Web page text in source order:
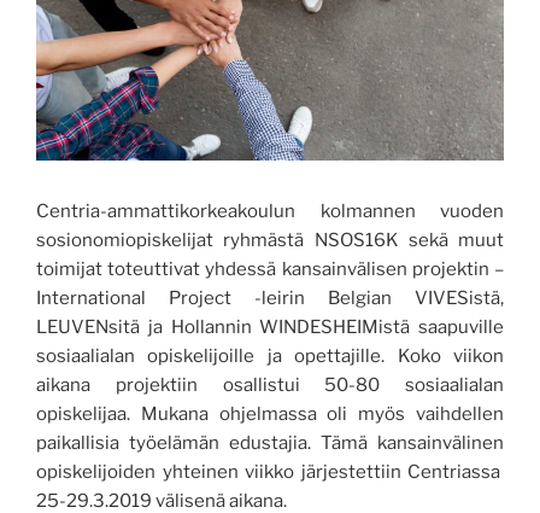
Centria-ammattikorkeakoulun kolmannen vuoden
sosionomiopiskelijat ryhmästä NSOS16K sekä muut
toimijat toteuttivat yhdessä kansainvälisen projektin –
International Project -leirin Belgian VIVESistä,
LEUVENsitä ja Hollannin WINDESHEIMistä saapuville
sosiaalialan opiskelijoille ja opettajille. Koko viikon
aikana projektiin osallistui 50-80 sosiaalialan
opiskelijaa. Mukana ohjelmassa oli myös vaihdellen
paikallisia työelämän edustajia. Tämä kansainvälinen
opiskelijoiden yhteinen viikko järjestettiin Centriassa
25-29.3.2019 välisenä aikana.